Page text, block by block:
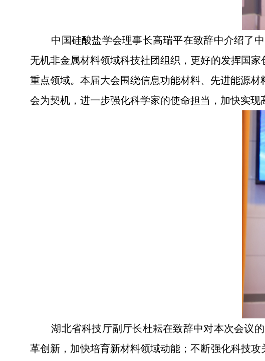
中国硅酸盐学会理事长高瑞平在致辞中介绍了
无机非金属材料领域科技社团组织，更好的发挥国
重点领域。本届大会围绕信息功能材料、先进能源
会为契机，进一步强化科学家的使命担当，加快实现
湖北省科技厅副厅长杜耘在致辞中对本次会议
革创新，加快培育新材料领域动能；不断强化科技